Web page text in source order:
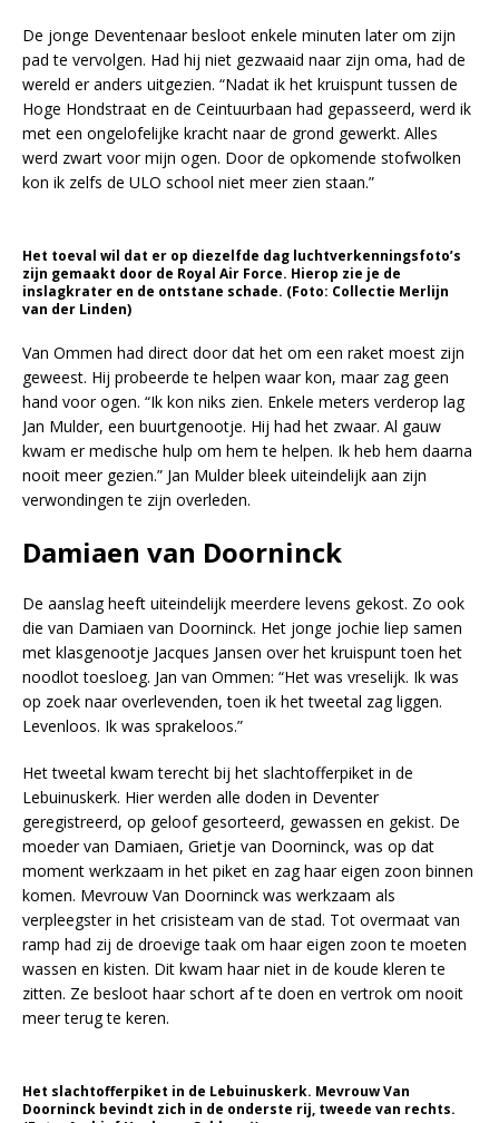
De jonge Deventenaar besloot enkele minuten later om zijn
pad te vervolgen. Had hij niet gezwaaid naar zijn oma, had de
wereld er anders uitgezien. “Nadat ik het kruispunt tussen de
Hoge Hondstraat en de Ceintuurbaan had gepasseerd, werd ik
met een ongelofelijke kracht naar de grond gewerkt. Alles
werd zwart voor mijn ogen. Door de opkomende stofwolken
kon ik zelfs de ULO school niet meer zien staan.”
Het toeval wil dat er op diezelfde dag luchtverkenningsfoto’s
zijn gemaakt door de Royal Air Force. Hierop zie je de
inslagkrater en de ontstane schade. (Foto: Collectie Merlijn
van der Linden)
Van Ommen had direct door dat het om een raket moest zijn
geweest. Hij probeerde te helpen waar kon, maar zag geen
hand voor ogen. “Ik kon niks zien. Enkele meters verderop lag
Jan Mulder, een buurtgenootje. Hij had het zwaar. Al gauw
kwam er medische hulp om hem te helpen. Ik heb hem daarna
nooit meer gezien.” Jan Mulder bleek uiteindelijk aan zijn
verwondingen te zijn overleden.
Damiaen van Doorninck
De aanslag heeft uiteindelijk meerdere levens gekost. Zo ook
die van Damiaen van Doorninck. Het jonge jochie liep samen
met klasgenootje Jacques Jansen over het kruispunt toen het
noodlot toesloeg. Jan van Ommen: “Het was vreselijk. Ik was
op zoek naar overlevenden, toen ik het tweetal zag liggen.
Levenloos. Ik was sprakeloos.”
Het tweetal kwam terecht bij het slachtofferpiket in de
Lebuinuskerk. Hier werden alle doden in Deventer
geregistreerd, op geloof gesorteerd, gewassen en gekist. De
moeder van Damiaen, Grietje van Doorninck, was op dat
moment werkzaam in het piket en zag haar eigen zoon binnen
komen. Mevrouw Van Doorninck was werkzaam als
verpleegster in het crisisteam van de stad. Tot overmaat van
ramp had zij de droevige taak om haar eigen zoon te moeten
wassen en kisten. Dit kwam haar niet in de koude kleren te
zitten. Ze besloot haar schort af te doen en vertrok om nooit
meer terug te keren.
Het slachtofferpiket in de Lebuinuskerk. Mevrouw Van
Doorninck bevindt zich in de onderste rij, tweede van rechts.